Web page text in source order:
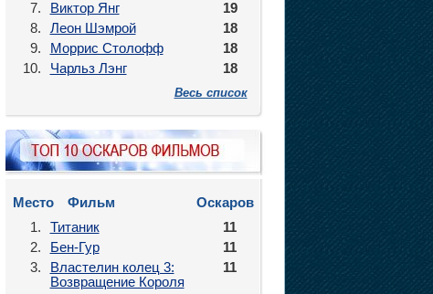
7.
Виктор Янг
19
8.
Леон Шэмрой
18
9.
Моррис Столофф
18
10.
Чарльз Лэнг 18
Весь список
Место Фильм
Оскаров
1.
Титаник
11
2.
Бен-Гур
11
3.
Властелин колец 3:
Возвращение Короля
11